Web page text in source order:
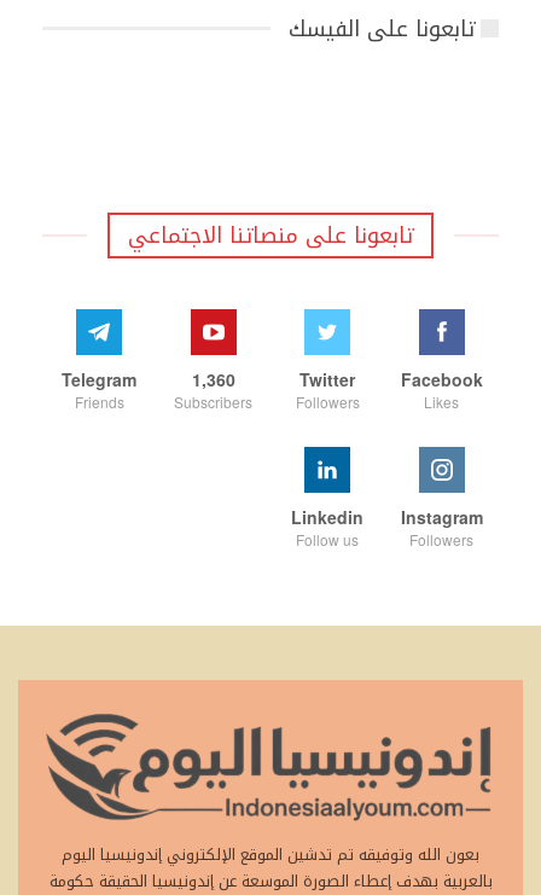
تابعونا على الفيسك
تابعونا على منصاتنا الاجتماعي
Facebook
Likes
Twitter
Followers
1,360
Subscribers
Telegram
Friends
Instagram
Followers
Linkedin
Follow us
بعون الله وتوفيقه تم تدشين الموقع الإلكتروني إندونيسيا اليوم
بالعربية بهدف إعطاء الصورة الموسعة عن إندونيسيا الحقيقة حكومة